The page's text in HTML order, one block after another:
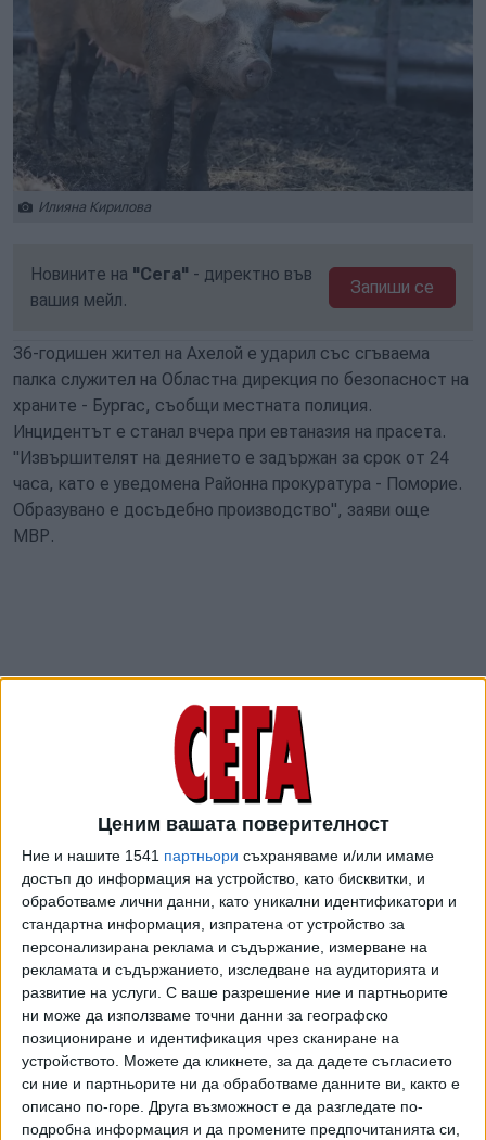
Ценим вашата поверителност
Ние и нашите 1541 партньори съхраняваме и/или имаме
достъп до информация на устройство, като бисквитки, и
обработваме лични данни, като уникални идентификатори и
стандартна информация, изпратена от устройство за
персонализирана реклама и съдържание, измерване на
рекламата и съдържанието, изследване на аудиторията и
развитие на услуги. С ваше разрешение ние и партньорите
ни може да използваме точни данни за географско
позициониране и идентификация чрез сканиране на
устройството. Можете да кликнете, за да дадете съгласието
си ние и партньорите ни да обработваме данните ви, както е
описано по-горе. Друга възможност е да разгледате по-
подробна информация и да промените предпочитанията си,
Илияна Кирилова
Новините на "Сега" - директно във
вашия мейл.
Запиши се
36-годишен жител на Ахелой е ударил със сгъваема
палка служител на Областна дирекция по безопасност на
храните - Бургас, съобщи местната полиция.
Инцидентът е станал вчера при евтаназия на прасета.
"Извършителят на деянието е задържан за срок от 24
часа, като е уведомена Районна прокуратура - Поморие.
Образувано е досъдебно производство", заяви още
МВР.
Бургаският сайт "Флагман" съобщи любопитни
подробности за инцидента. Евтаназията станала факт
след публикация на самата медия, че животните скитат
повече от месец безпризорни в посевите между Ахелой
и Каблешково. Хранели са се посевите на местни
производители. При проверката инспекторите
установили, че прасетата са без ушна марка и с
неизяснен произход. Те били собственост на шестима
стопани, които вероятно са ги пуснали в землището, за
да ги укрият от проверките заради Африканската чума.
Умъртвени в крайна сметка били 99 прасета.